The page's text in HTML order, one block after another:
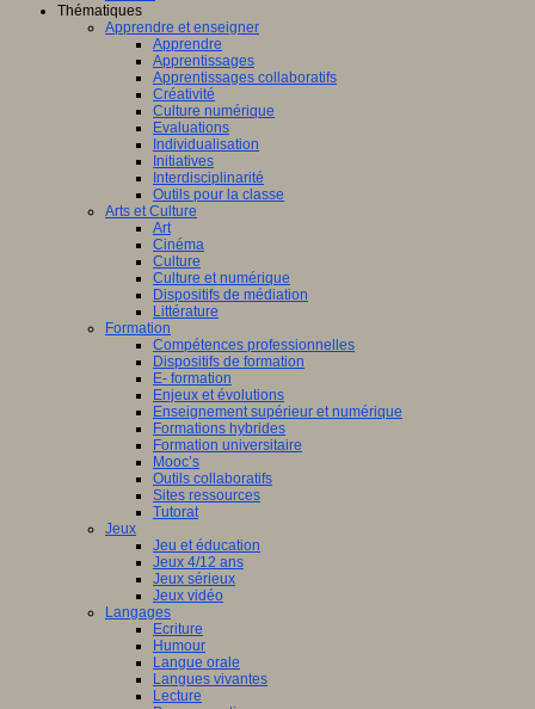
Thématiques
Apprendre et enseigner
Apprendre
Apprentissages
Apprentissages collaboratifs
Créativité
Culture numérique
Evaluations
Individualisation
Initiatives
Interdisciplinarité
Outils pour la classe
Arts et Culture
Art
Cinéma
Culture
Culture et numérique
Dispositifs de médiation
Littérature
Formation
Compétences professionnelles
Dispositifs de formation
E- formation
Enjeux et évolutions
Enseignement supérieur et numérique
Formations hybrides
Formation universitaire
Mooc’s
Outils collaboratifs
Sites ressources
Tutorat
Jeux
Jeu et éducation
Jeux 4/12 ans
Jeux sérieux
Jeux vidéo
Langages
Ecriture
Humour
Langue orale
Langues vivantes
Lecture